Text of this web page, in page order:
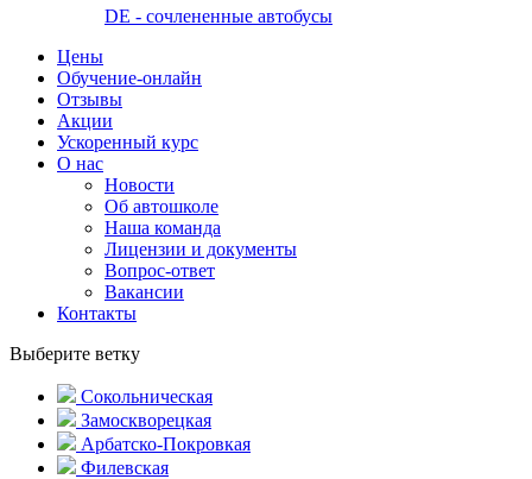
DE - сочлененные автобусы
Цены
Обучение-онлайн
Отзывы
Акции
Ускоренный курс
О нас
Новости
Об автошколе
Наша команда
Лицензии и документы
Вопрос-ответ
Вакансии
Контакты
Выберите ветку
Сокольническая
Замоскворецкая
Арбатско-Покровкая
Филевская